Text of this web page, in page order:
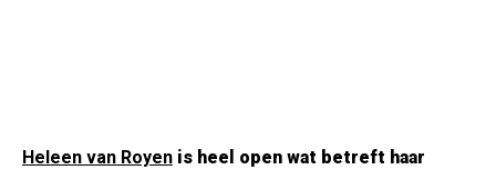
Heleen van Royen is heel open wat betreft haar